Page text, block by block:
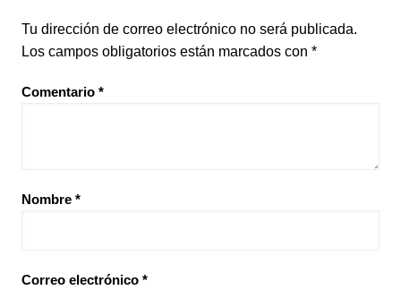
Tu dirección de correo electrónico no será publicada.
Los campos obligatorios están marcados con *
Comentario *
Nombre *
Correo electrónico *